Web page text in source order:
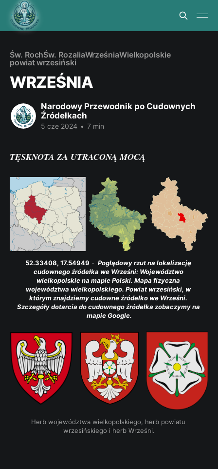
Św. RochŚw. RozaliaWrześniaWielkopolskie
powiat wrzesiński
WRZEŚNIA
Narodowy Przewodnik po Cudownych
Źródełkach
5 cze 2024 • 7 min
TĘSKNOTA ZA UTRACONĄ MOCĄ
52.33408, 17.54949 - Poglądowy rzut na lokalizację
cudownego źródełka we Wrześni: Województwo
wielkopolskie na mapie Polski. Mapa fizyczna
województwa wielkopolskiego. Powiat wrzesiński, w
którym znajdziemy cudowne źródełko we Wrześni.
Szczegóły dotarcia do cudownego źródełka zobaczymy na
mapie Google.
Herb województwa wielkopolskiego, herb powiatu
wrzesińskiego i herb Wrześni.